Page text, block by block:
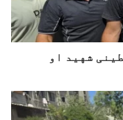
شهید او